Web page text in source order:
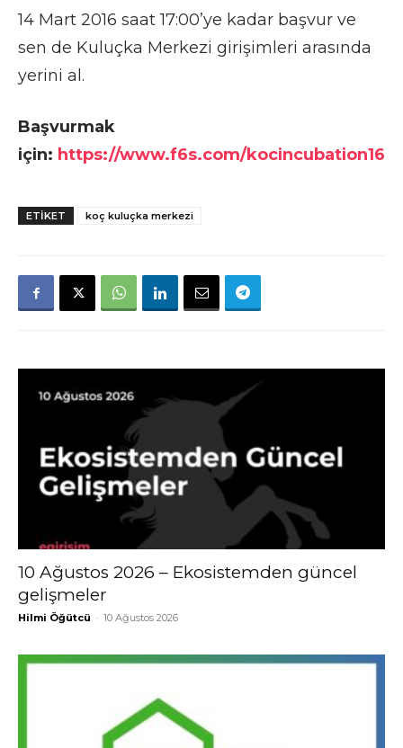
14 Mart 2016 saat 17:00’ye kadar başvur ve
sen de Kuluçka Merkezi girişimleri arasında
yerini al.
Başvurmak
için: https://www.f6s.com/kocincubation16
ETIKET koç kuluçka merkezi
10 Ağustos 2026 – Ekosistemden güncel
gelişmeler
Hilmi Öğütcü - 10 Ağustos 2026